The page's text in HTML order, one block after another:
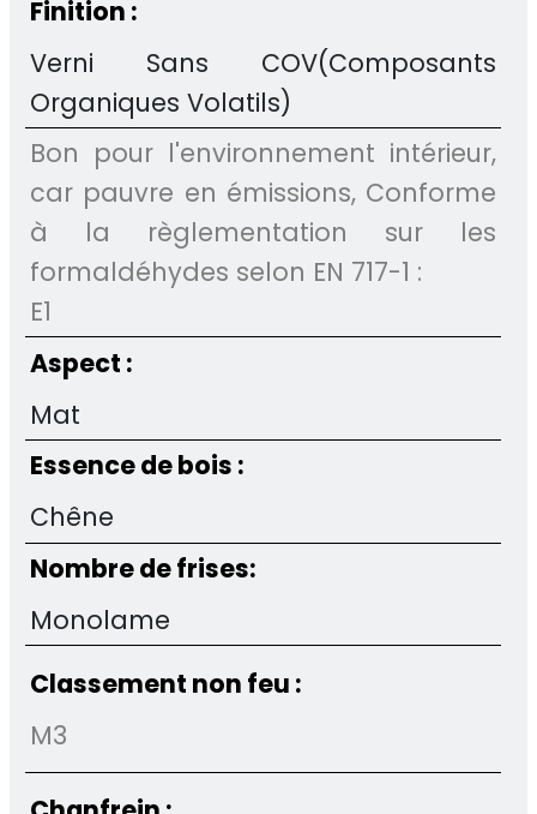
Finition :
Verni Sans COV(Composants
Organiques Volatils)
Bon pour l'environnement intérieur,
car pauvre en émissions, Conforme
à la règlementation sur les
formaldéhydes selon EN 717-1 :
E1
Aspect :
Mat
Essence de bois :
Chêne
Nombre de frises:
Monolame
Classement non feu :
M3